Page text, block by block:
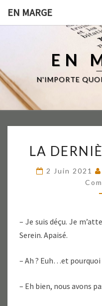
EN MARGE
EN
N'IMPORTE
LA
2 Juin 2021
– Je suis déçu. Je
Serein. Apaisé.
– Ah ? Euh…et pourquoi
– Eh bien, nous avons